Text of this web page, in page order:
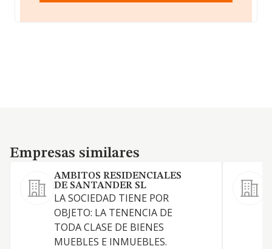
Empresas similares
Empresas similares
AMBITOS RESIDENCIALES
DE SANTANDER SL
LA SOCIEDAD TIENE POR
OBJETO: LA TENENCIA DE
TODA CLASE DE BIENES
MUEBLES E INMUEBLES.